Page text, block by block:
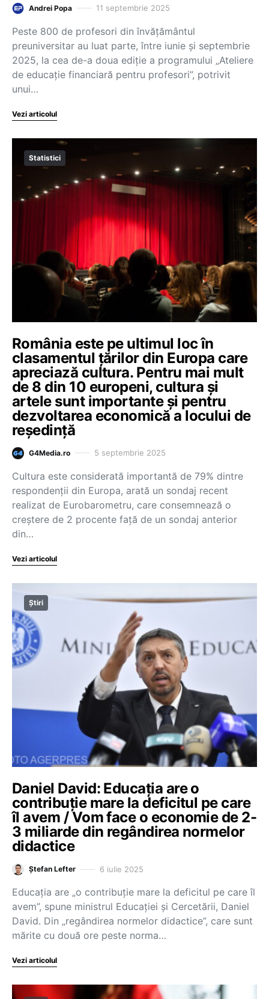
Andrei Popa 11 septembrie 2025
Peste 800 de profesori din învățământul
preuniversitar au luat parte, între iunie și septembrie
2025, la cea de-a doua ediție a programului „Ateliere
de educație financiară pentru profesori”, potrivit
unui…
Vezi articolul
Statistici
România este pe ultimul loc în
clasamentul țărilor din Europa care
apreciază cultura. Pentru mai mult
de 8 din 10 europeni, cultura și
artele sunt importante și pentru
dezvoltarea economică a locului de
reședință
G4Media.ro 5 septembrie 2025
Cultura este considerată importantă de 79% dintre
respondenții din Europa, arată un sondaj recent
realizat de Eurobarometru, care consemnează o
creștere de 2 procente față de un sondaj anterior
din…
Vezi articolul
Știri
Daniel David: Educația are o
contribuție mare la deficitul pe care
îl avem / Vom face o economie de 2-
3 miliarde din regândirea normelor
didactice
Ștefan Lefter 6 iulie 2025
Educația are „o contribuție mare la deficitul pe care îl
avem”, spune ministrul Educației și Cercetării, Daniel
David. Din „regândirea normelor didactice”, care sunt
mărite cu două ore peste norma…
Vezi articolul